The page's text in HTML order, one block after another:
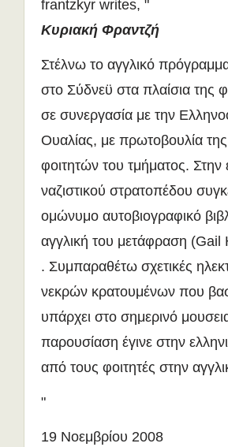
frantzkyr writes, "
Κυριακή Φραντζή
Στέλνω το αγγλικό
στο Σύδνεϋ στα πλαίσια της
σε συνεργασία με την
Ουαλίας, με πρωτοβουλία
φοιτητών του τμήματος.
ναζιστικού στρατοπέδου
ομώνυμο αυτοβιογραφικό
αγγλική του μετάφραση
. Συμπαραθέτω σχετικές
νεκρών κρατουμένων που
υπάρχει στο σημερινό
παρουσίαση έγινε στην
από τους φοιτητές στην
"
19 Νοεμβρίου 2008